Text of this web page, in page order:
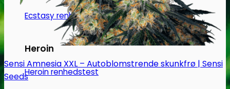
Ecstasy renhedstest
Heroin
Heroin renhedstest
Sensi Amnesia XXL – Autoblomstrende skunkfrø | Sensi
Seeds